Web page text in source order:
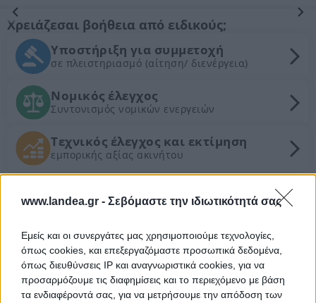
www.landea.gr - Σεβόμαστε την ιδιωτικότητά σας
Εμείς και οι συνεργάτες μας χρησιμοποιούμε τεχνολογίες,
όπως cookies, και επεξεργαζόμαστε προσωπικά δεδομένα,
όπως διευθύνσεις IP και αναγνωριστικά cookies, για να
προσαρμόζουμε τις διαφημίσεις και το περιεχόμενο με βάση
τα ενδιαφέροντά σας, για να μετρήσουμε την απόδοση των
Προηγούμενη
Επόμενη
Χρειάζεσαι βοήθεια από ειδικούς;
Υποστήριξη για συμμετοχή
σε πλειστηριασμό (αίτηση/ διενέργεια)
Νομικός έλεγχος
Συντονισμός νομικών ενεργειών
Τεχνικός έλεγχος και εκτίμηση
εμπορικής αξίας ακινήτου
Θέλεις Τραπεζική Χρηματοδότηση;
Ζητήστε χρηματοδότηση για την απόκτηση του
συγκεκριμένου ακινήτου
Προτεινόμενα Ακίνητα